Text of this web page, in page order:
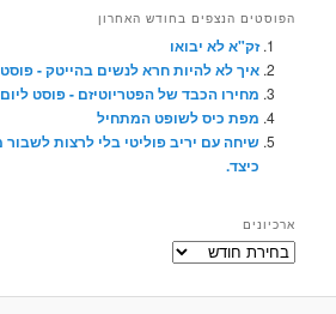
הפוסטים הנצפים בחודש האחרון
זק"א לא יבואו
איך לא להיות חרא לנשים בהייטק -
מחירו הכבד של הפטריוטיזם - פוסט
מפת כיס לשופט המתחיל
שיחה עם יריב פוליטי בלי לרצות
כיצד.
ארכיונים
ארכיונים